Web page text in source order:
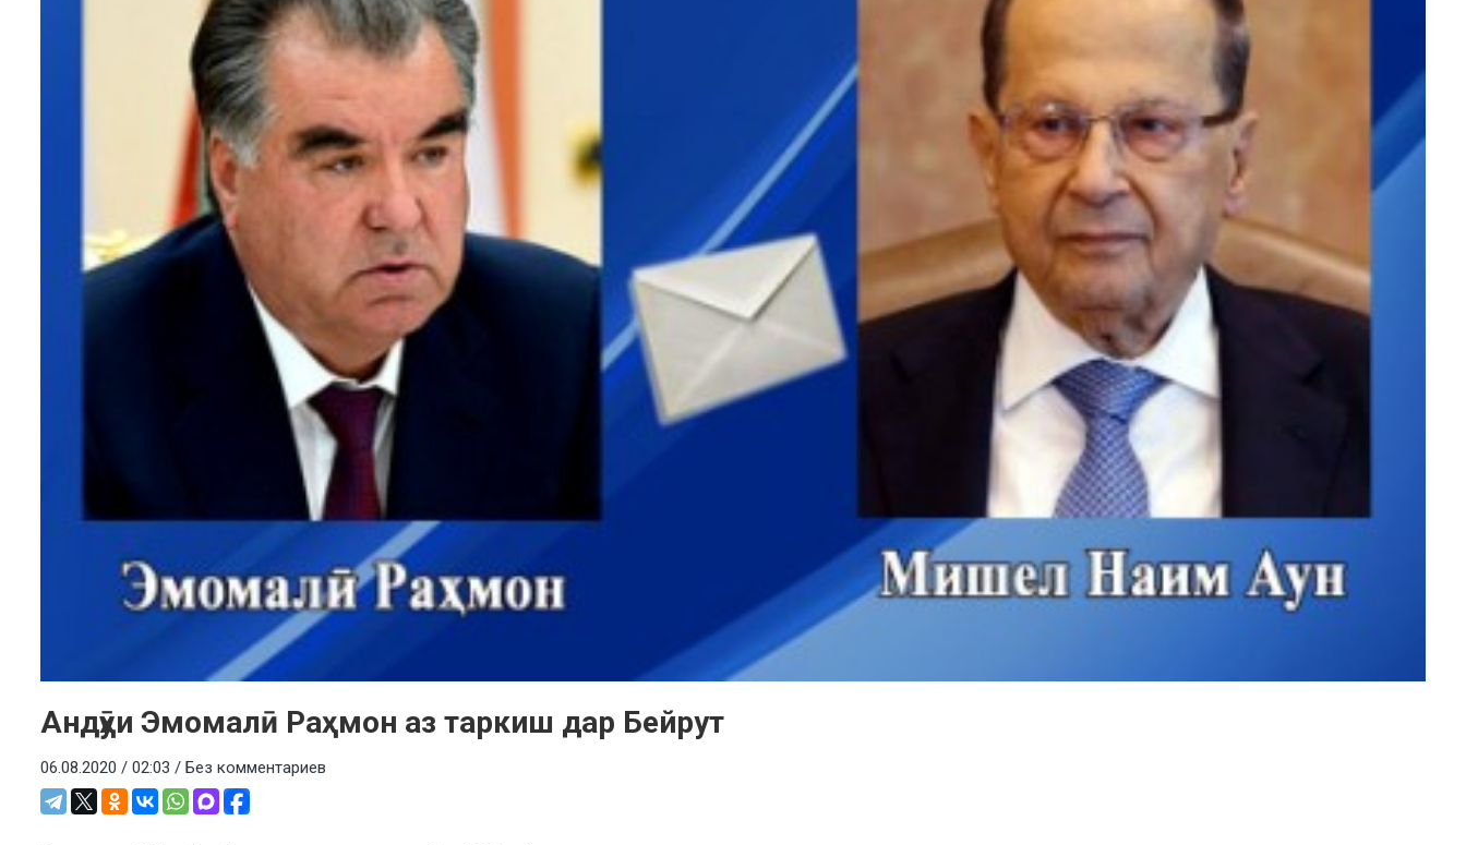
Андӯҳи Эмомалӣ Раҳмон аз таркиш дар Бейрут
06.08.2020 / 02:03 / Без комментариев